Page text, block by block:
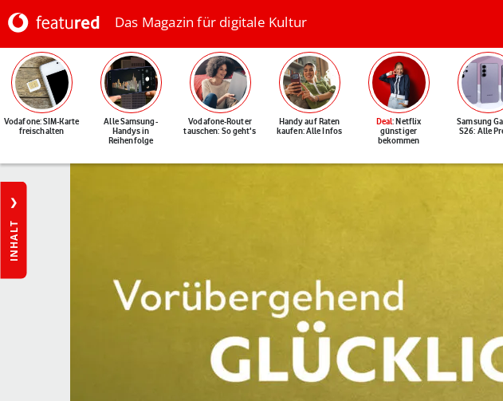
Das Magazin für digitale Kultur
Vodafone: SIM-Karte
freischalten
Alle Samsung-
Handys in
Reihenfolge
Vodafone-Router
tauschen: So geht's
Handy auf Raten
kaufen: Alle Infos
Deal: Netflix
günstiger
bekommen
Samsung
S26: Alle
INHALT